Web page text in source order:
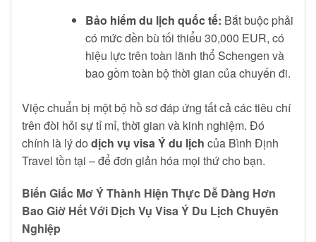
Bảo hiểm du lịch quốc tế: Bắt buộc phải
có mức đền bù tối thiểu 30,000 EUR, có
hiệu lực trên toàn lãnh thổ Schengen và
bao gồm toàn bộ thời gian của chuyến đi.
Việc chuẩn bị một bộ hồ sơ đáp ứng tất cả các tiêu chí
trên đòi hỏi sự tỉ mỉ, thời gian và kinh nghiệm. Đó
chính là lý do dịch vụ visa Ý du lịch của Bình Định
Travel tồn tại – để đơn giản hóa mọi thứ cho bạn.
Biến Giấc Mơ Ý Thành Hiện Thực Dễ Dàng Hơn
Bao Giờ Hết Với Dịch Vụ Visa Ý Du Lịch Chuyên
Nghiệp